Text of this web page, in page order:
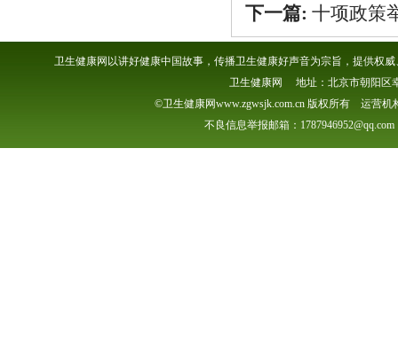
下一篇: 十项政策
卫生健康网以讲好健康中国故事，传播卫生健康好声音为宗旨，提供权
卫生健康网 地址：北京市朝阳区
©卫生健康网www.zgwsjk.com.cn 版权所有 运营
不良信息举报邮箱：